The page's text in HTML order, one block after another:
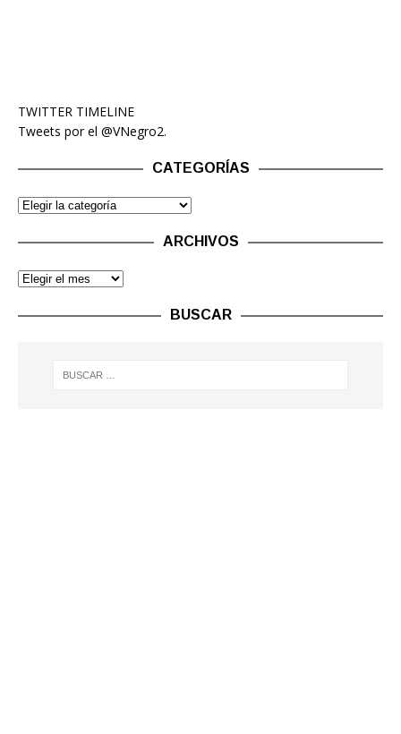
TWITTER TIMELINE
Tweets por el @VNegro2.
CATEGORÍAS
ARCHIVOS
BUSCAR